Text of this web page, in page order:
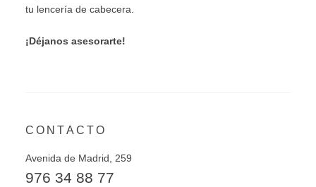
tu lencería de cabecera.
¡Déjanos asesorarte!
CONTACTO
Avenida de Madrid, 259
976 34 88 77